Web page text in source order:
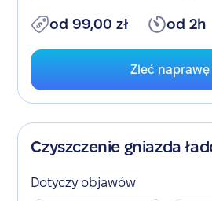
od 99,00 zł od 2h
Zleć naprawę
Czyszczenie gniazda
Dotyczy objawów